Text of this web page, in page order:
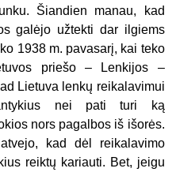
Šiandien manau, kad
galėjo užtekti dar ilgiems
1938 m. pavasarį, kai teko
priešo – Lenkijos –
Lietuva lenkų reikalavimui
nei pati turi ką
nors pagalbos iš išorės.
kad dėl reikalavimo
reiktų kariauti. Bet, jeigu